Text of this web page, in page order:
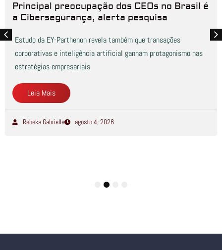
Principal preocupação dos CEOs no Brasil é
a Cibersegurança, alerta pesquisa
Estudo da EY-Parthenon revela também que transações
corporativas e inteligência artificial ganham protagonismo nas
estratégias empresariais
Leia Mais
Rebeka Gabrielle agosto 4, 2026